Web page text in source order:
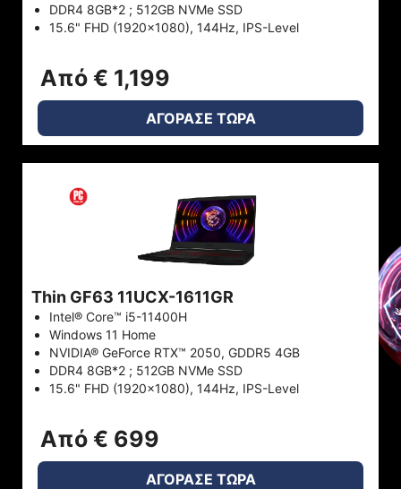
DDR4 8GB*2 ; 512GB NVMe SSD
15.6" FHD (1920x1080), 144Hz, IPS-Level
Από € 1,199
ΑΓΟΡΑΣΕ ΤΩΡΑ
Thin GF63 11UCX-1611GR
Intel® Core™ i5-11400H
Windows 11 Home
NVIDIA® GeForce RTX™ 2050, GDDR5 4GB
DDR4 8GB*2 ; 512GB NVMe SSD
15.6" FHD (1920x1080), 144Hz, IPS-Level
Από € 699
ΑΓΟΡΑΣΕ ΤΩΡΑ